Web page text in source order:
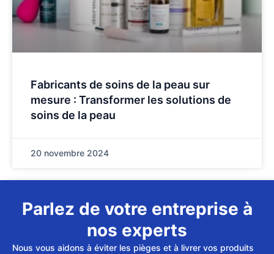
Fabricants de soins de la peau sur
mesure : Transformer les solutions de
soins de la peau
20 novembre 2024
Parlez de votre entreprise à
nos experts
Nous vous aidons à éviter les pièges et à livrer vos produits